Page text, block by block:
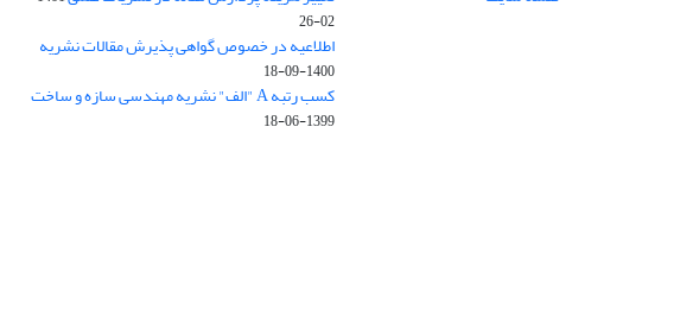
02-26
اطلاعیه در خصوص گواهی پذیرش مقالات نشریه
1400-09-18
کسب رتبه A "الف" نشریه مهندسی سازه و ساخت
1399-06-18